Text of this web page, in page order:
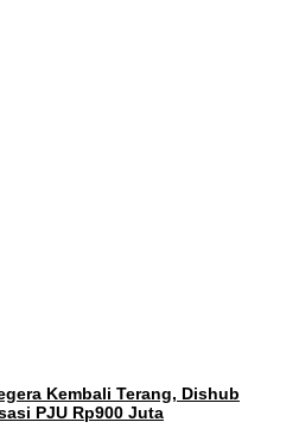
Kembali Terang, Dishub
PJU Rp900 Juta